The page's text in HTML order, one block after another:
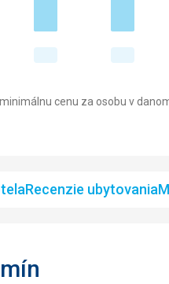
cenu za osobu v
Recenzie ubytovania